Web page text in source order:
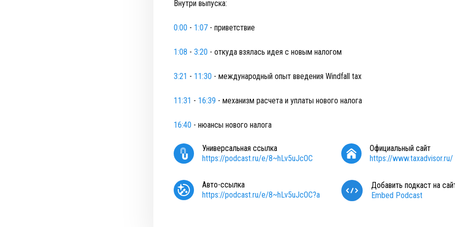
Внутри выпуска:
0:00 - 1:07 - приветствие
1:08 - 3:20 - откуда взялась идея с новым налогом
3:21 - 11:30 - международный опыт введения Windfall tax
11:31 - 16:39 - механизм расчета и уплаты нового налога
16:40 - нюансы нового налога
Универсальная ссылка
https://podcast.ru/e/8~hLv5uJcOC
Официальный сайт
https://www.taxadvisor.ru/
Авто-ссылка
https://podcast.ru/e/8~hLv5uJcOC?a
Добавить подкаст на
Embed Podcast